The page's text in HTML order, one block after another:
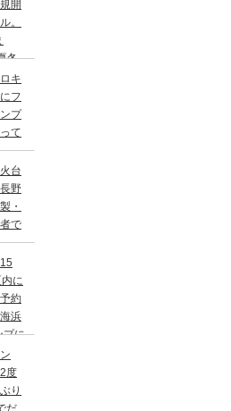
開
。
冬
キ
フ
プ
て
台
野
・
で
に
約
浜
プに
上
度
り
だ